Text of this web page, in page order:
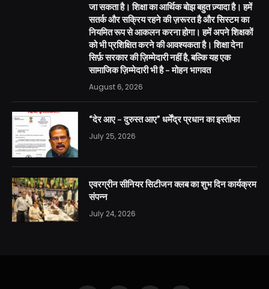
जा सकता है। शिक्षा का आर्थिक बोझ बहुत ज़्यादा है। हमें
सतर्क और सक्रिय रहने की ज़रूरत है और सिस्टम का
नियमित रूप से आकलन करना होगा। हमें अपने शिक्षकों
को भी प्रशिक्षित करने की आवश्यकता है। शिक्षा देना
सिर्फ़ सरकार की ज़िम्मेदारी नहीं है, बल्कि यह एक
सामाजिक ज़िम्मेदारी भी है – मोहन भागवत
August 6, 2026
“देर आए – दुरुस्त आए” धर्मेंद्र प्रधान का इस्तीफा
July 25, 2026
एवरग्रीन सीनियर सिटीजन क्लब का शुभ दिन कार्यक्रम
संपन्न
July 24, 2026